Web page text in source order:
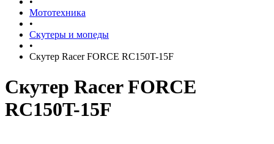
Мототехника
•
Скутеры и мопеды
•
Скутер Racer FORCE RC150T-15F
Скутер Racer FORCE
RC150T-15F